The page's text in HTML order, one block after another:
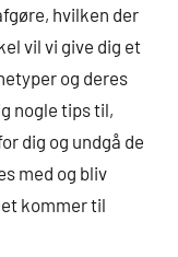
hvilken der
vil vi give dig et
og deres
nogle tips til,
dig og undgå de
med og bliv
kommer til